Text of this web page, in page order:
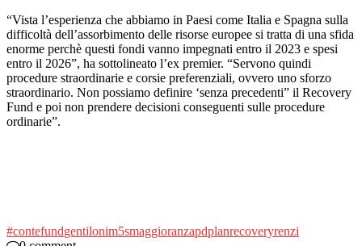
“Vista l’esperienza che abbiamo in Paesi come Italia e Spagna sulla
difficoltà dell’assorbimento delle risorse europee si tratta di una sfida
enorme perchè questi fondi vanno impegnati entro il 2023 e spesi
entro il 2026”, ha sottolineato l’ex premier. “Servono quindi
procedure straordinarie e corsie preferenziali, ovvero uno sforzo
straordinario. Non possiamo definire ‘senza precedenti” il Recovery
Fund e poi non prendere decisioni conseguenti sulle procedure
ordinarie”.
#contefundgentilonim5smaggioranzapdplanrecoveryrenzi